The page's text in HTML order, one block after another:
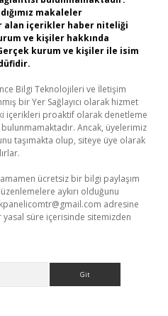
makaleler
alan içerikler haber niteliği
ve kişiler hakkında
kurum ve kişiler ile isim
Bilgi Teknolojileri ve İletişim
bir Yer Sağlayıcı olarak hizmet
içerikleri proaktif olarak denetleme
Ancak, üyelerimiz
taşımakta olup, siteye üye olarak
ücretsiz bir bilgi paylaşım
aykırı olduğunu
adresine
süre içerisinde sitemizden